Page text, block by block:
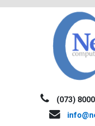
NEWCOM
(073)